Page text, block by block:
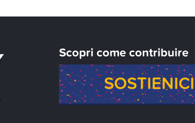
Scopri come contribuire
SOSTIENICI